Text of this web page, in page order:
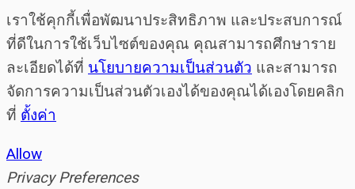
เราใช้คุกกี้เพื่อพัฒนาประสิทธิภาพ และประสบการณ์
ที่ดีในการใช้เว็บไซต์ของคุณ คุณสามารถศึกษาราย
ละเอียดได้ที่ นโยบายความเป็นส่วนตัว และสามารถ
จัดการความเป็นส่วนตัวเองได้ของคุณได้เองโดยคลิก
ที่ ตั้งค่า
Allow
Privacy Preferences